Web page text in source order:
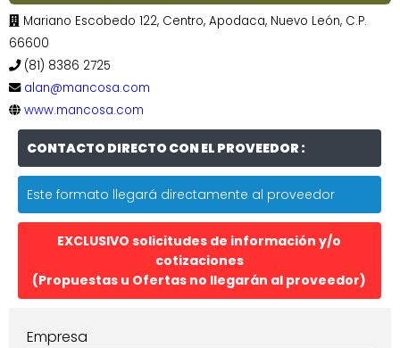
Mariano Escobedo 122, Centro, Apodaca, Nuevo León, C.P.
66600
(81) 8386 2725
alan@mancosa.com
www.mancosa.com
CONTACTO DIRECTO CON EL PROVEEDOR :
Este formato llegará directamente al proveedor
EXCLUSIVO solicitudes de información y/o
cotizaciones
(Propuestas u Ofertas no llegarán al proveedor)
Empresa